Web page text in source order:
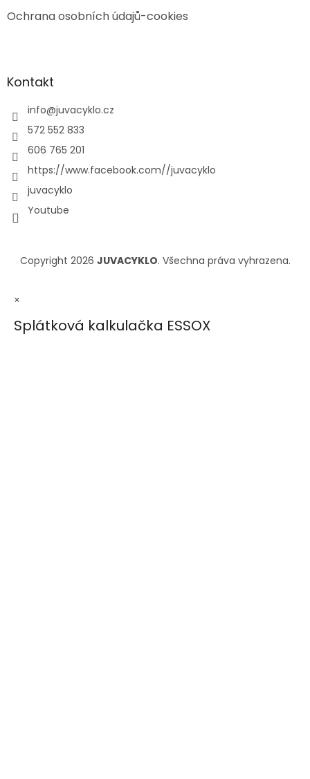
Ochrana osobních údajů-cookies
Kontakt
info@juvacyklo.cz
572 552 833
606 765 201
https://www.facebook.com//juvacyklo
juvacyklo
Youtube
Copyright 2026 JUVACYKLO. Všechna práva vyhrazena.
×
Splátková kalkulačka ESSOX